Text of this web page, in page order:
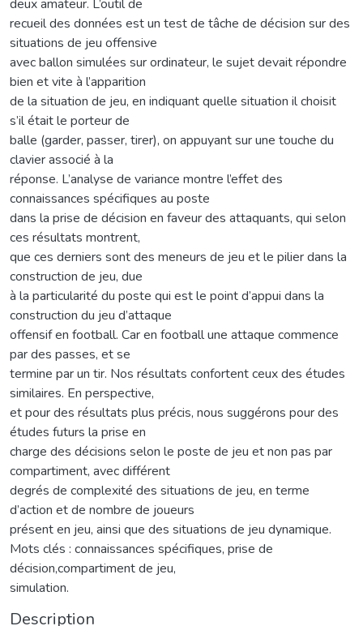
deux amateur. L’outil de
recueil des données est un test de tâche de décision sur des
situations de jeu offensive
avec ballon simulées sur ordinateur, le sujet devait répondre
bien et vite à l’apparition
de la situation de jeu, en indiquant quelle situation il choisit
s’il était le porteur de
balle (garder, passer, tirer), on appuyant sur une touche du
clavier associé à la
réponse. L’analyse de variance montre l’effet des
connaissances spécifiques au poste
dans la prise de décision en faveur des attaquants, qui selon
ces résultats montrent,
que ces derniers sont des meneurs de jeu et le pilier dans la
construction de jeu, due
à la particularité du poste qui est le point d’appui dans la
construction du jeu d’attaque
offensif en football. Car en football une attaque commence
par des passes, et se
termine par un tir. Nos résultats confortent ceux des études
similaires. En perspective,
et pour des résultats plus précis, nous suggérons pour des
études futurs la prise en
charge des décisions selon le poste de jeu et non pas par
compartiment, avec différent
degrés de complexité des situations de jeu, en terme
d’action et de nombre de joueurs
présent en jeu, ainsi que des situations de jeu dynamique.
Mots clés : connaissances spécifiques, prise de
décision,compartiment de jeu,
simulation.
Description